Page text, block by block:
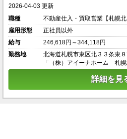
2026-04-03 更新
職種
不動産仕入・買取営業【札幌北
雇用形態
正社員以外
給与
246,618円～344,118円
勤務地
北海道札幌市東区北３３条東
「（株）アイーナホーム 札幌
詳細を見